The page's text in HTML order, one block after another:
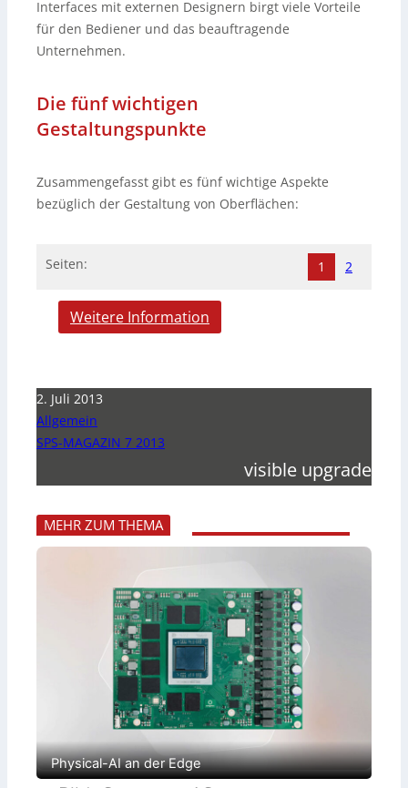
Interfaces mit externen Designern birgt viele Vorteile
für den Bediener und das beauftragende
Unternehmen.
Die fünf wichtigen
Gestaltungspunkte
Zusammengefasst gibt es fünf wichtige Aspekte
bezüglich der Gestaltung von Oberflächen:
Seiten: 1 2
Weitere Information
2. Juli 2013
Allgemein
SPS-MAGAZIN 7 2013
visible upgrade
MEHR ZUM THEMA
Physical-AI an der Edge